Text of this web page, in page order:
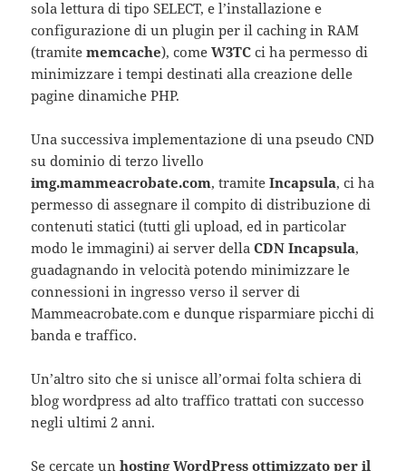
sola lettura di tipo SELECT, e l’installazione e
configurazione di un plugin per il caching in RAM
(tramitememcache), comeW3TC ci ha permesso di
minimizzare i tempi destinati alla creazione delle
pagine dinamiche PHP.
Una successiva implementazione di una pseudo CND
su dominio di terzo livello
img.mammeacrobate.com, tramiteIncapsula, ci ha
permesso di assegnare il compito di distribuzione di
contenuti statici (tutti gli upload, ed in particolar
modo le immagini) ai server dellaCDN Incapsula,
guadagnando in velocità potendo minimizzare le
connessioni in ingresso verso il server di
Mammeacrobate.com e dunque risparmiare picchi di
banda e traffico.
Un’altro sito che si unisce all’ormai folta schiera di
blog wordpress ad alto traffico trattati con successo
negli ultimi 2 anni.
Se cercate un hosting WordPress ottimizzato per il